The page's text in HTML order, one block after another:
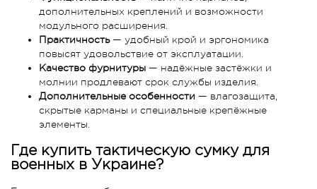
дополнительных креплений и возможности
модульного расширения.
Практичность— удобный крой и эргономика
повысят удовольствие от эксплуатации.
Качество фурнитуры — надёжные застёжки и
молнии продлевают срок службы изделия.
Дополнительные особенности — влагозащита,
скрытые карманы и специальные крепёжные
элементы.
Где купить тактическую сумку для
военных в Украине?